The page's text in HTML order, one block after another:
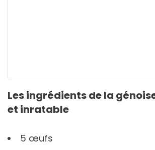
Les ingrédients de la
et inratable
5 œufs